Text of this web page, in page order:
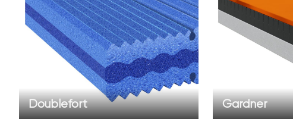
Doublefort Gardner